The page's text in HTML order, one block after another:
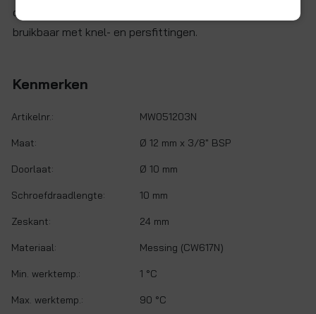
combineren met John Guest insteekfittingen, maar ook
bruikbaar met knel- en persfittingen.
Kenmerken
Artikelnr.: MW051203N
Maat: Ø 12 mm x 3/8" BSP
Doorlaat: Ø 10 mm
Schroefdraadlengte: 10 mm
Zeskant: 24 mm
Materiaal: Messing (CW617N)
Min. werktemp.: 1 °C
Max. werktemp.: 90 °C